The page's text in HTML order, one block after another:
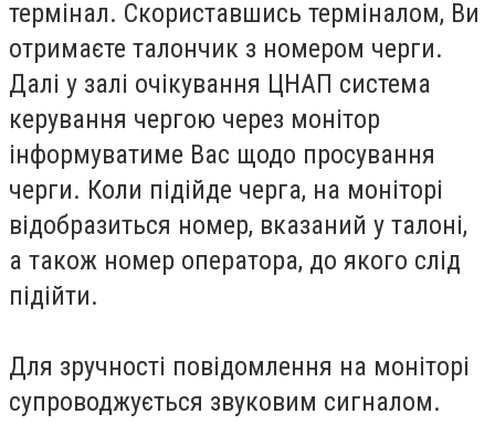
термінал. Скориставшись терміналом, Ви
отримаєте талончик з номером черги.
Далі у залі очікування ЦНАП система
керування чергою через монітор
інформуватиме Вас щодо просування
черги. Коли підійде черга, на моніторі
відобразиться номер, вказаний у талоні,
а також номер оператора, до якого слід
підійти.
Для зручності повідомлення на моніторі
супроводжується звуковим сигналом.